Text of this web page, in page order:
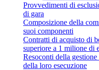
Provvedimenti di
di gara
Composizione della
suoi componenti
Contratti di acquisto di
superiore a 1 milione di
Resoconti della
della loro esecuzione